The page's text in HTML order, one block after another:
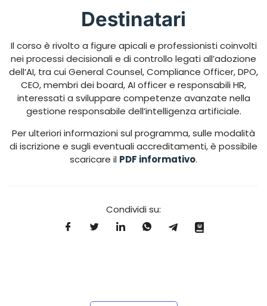
Destinatari
Il corso è rivolto a figure apicali e professionisti coinvolti
nei processi decisionali e di controllo legati all’adozione
dell’AI, tra cui General Counsel, Compliance Officer, DPO,
CEO, membri dei board, AI officer e responsabili HR,
interessati a sviluppare competenze avanzate nella
gestione responsabile dell’intelligenza artificiale.
Per ulteriori informazioni sul programma, sulle modalità
di iscrizione e sugli eventuali accreditamenti, è possibile
scaricare il PDF informativo.
Condividi su: